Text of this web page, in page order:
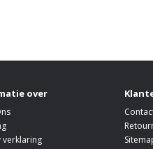
over
verklaring